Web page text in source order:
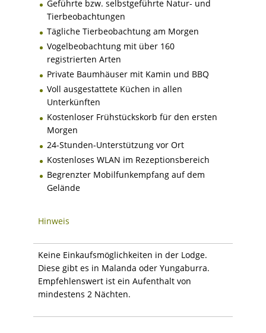
Geführte bzw. selbstgeführte Natur- und
Tierbeobachtungen
Tägliche Tierbeobachtung am Morgen
Vogelbeobachtung mit über 160
registrierten Arten
Private Baumhäuser mit Kamin und BBQ
Voll ausgestattete Küchen in allen
Unterkünften
Kostenloser Frühstückskorb für den ersten
Morgen
24-Stunden-Unterstützung vor Ort
Kostenloses WLAN im Rezeptionsbereich
Begrenzter Mobilfunkempfang auf dem
Gelände
Hinweis
Keine Einkaufsmöglichkeiten in der Lodge.
Diese gibt es in Malanda oder Yungaburra.
Empfehlenswert ist ein Aufenthalt von
mindestens 2 Nächten.